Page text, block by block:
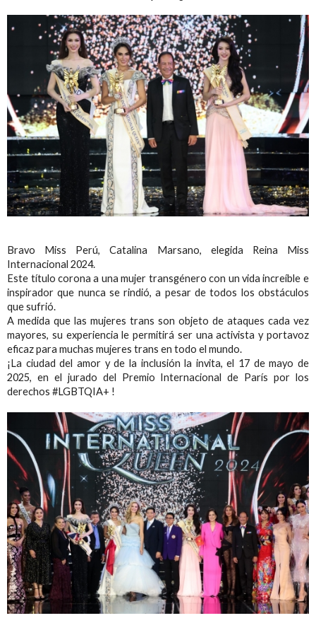
Bravo Miss Perú, Catalina Marsano, elegida Reina Miss
Internacional 2024.
Este título corona a una mujer transgénero con un vida increíble e
inspirador que nunca se rindió, a pesar de todos los obstáculos
que sufrió.
A medida que las mujeres trans son objeto de ataques cada vez
mayores, su experiencia le permitirá ser una activista y portavoz
eficaz para muchas mujeres trans en todo el mundo.
¡La ciudad del amor y de la inclusión la invita, el 17 de mayo de
2025, en el jurado del Premio Internacional de París por los
derechos #LGBTQIA+ !